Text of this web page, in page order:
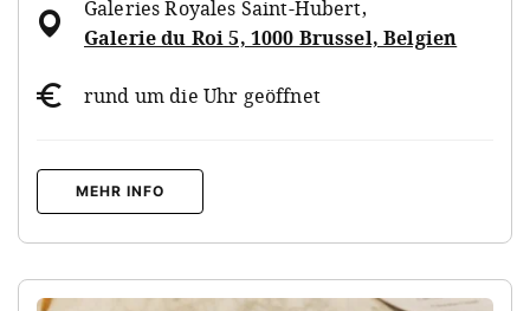
Galeries Royales Saint-Hubert,
Galerie du Roi 5, 1000 Brussel, Belgien
rund um die Uhr geöffnet
MEHR INFO